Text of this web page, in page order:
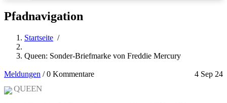
Pfadnavigation
Startseite /
Queen: Sonder-Briefmarke von Freddie Mercury
Meldungen 4 Sep 24
/0 Kommentare
QUEEN